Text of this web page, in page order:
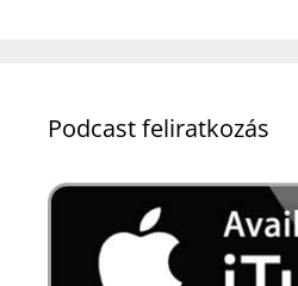
Podcast feliratkozás